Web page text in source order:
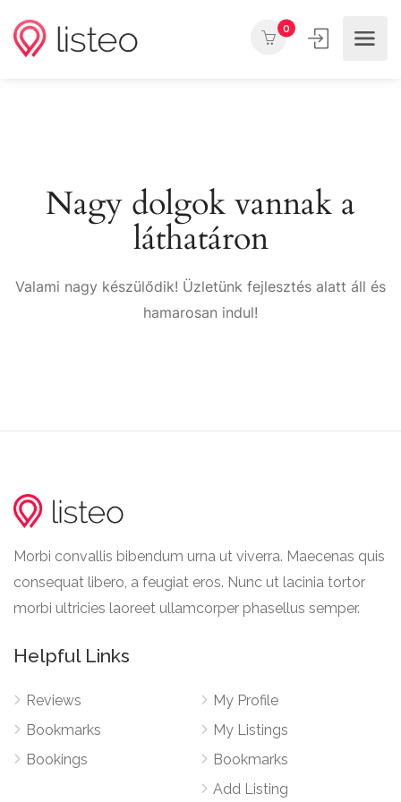
0
Nagy dolgok vannak a
láthatáron
Valami nagy készülődik! Üzletünk fejlesztés alatt áll és
hamarosan indul!
Morbi convallis bibendum urna ut viverra. Maecenas quis
consequat libero, a feugiat eros. Nunc ut lacinia tortor
morbi ultricies laoreet ullamcorper phasellus semper.
Helpful Links
Reviews
Bookmarks
Bookings
My Profile
My Listings
Bookmarks
Add Listing